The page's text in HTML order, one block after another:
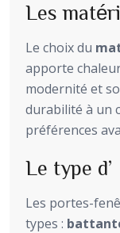
Les
Le choix du
apporte
modernité et
durabilité à un
préférences
Le type
Les portes-
types :